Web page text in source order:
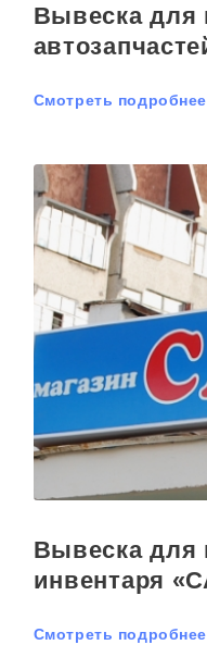
Вывеска для
Смотреть подробнее
Вывеска для
инвентаря
Смотреть подробнее